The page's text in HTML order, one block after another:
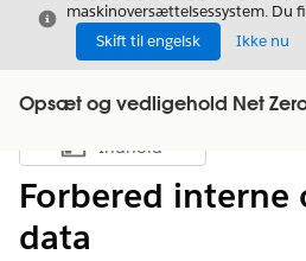
Lukmaskinoversættelsessystem. Du
Skift til engelsk
Ikke nu
Opsæt og vedligehold Net
Vis indholdsfortegnelse
Indhold
Forbered interne
data